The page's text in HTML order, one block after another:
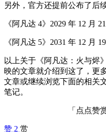
另外，官方还提前公布了后
《阿凡达 4》2029 年 12 月
《阿凡达 5》2031 年 12 月
以上关于《阿凡达：火与烬
映的文章就介绍到这了，更
文章或继续浏览下面的相关
笔记。
「点点赞
赞 2 赏